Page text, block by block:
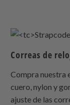
Correas de
Compra nuestra
cuero, nylon y
ajuste de las